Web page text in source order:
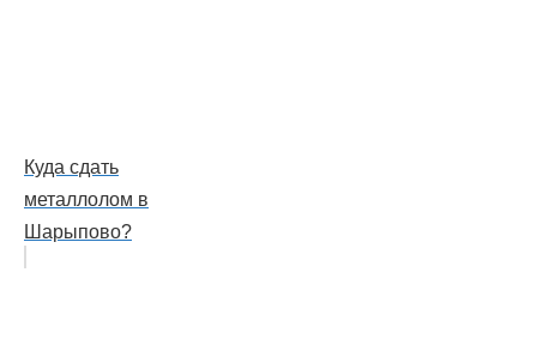
Куда сдать
металлолом в
Шарыпово?